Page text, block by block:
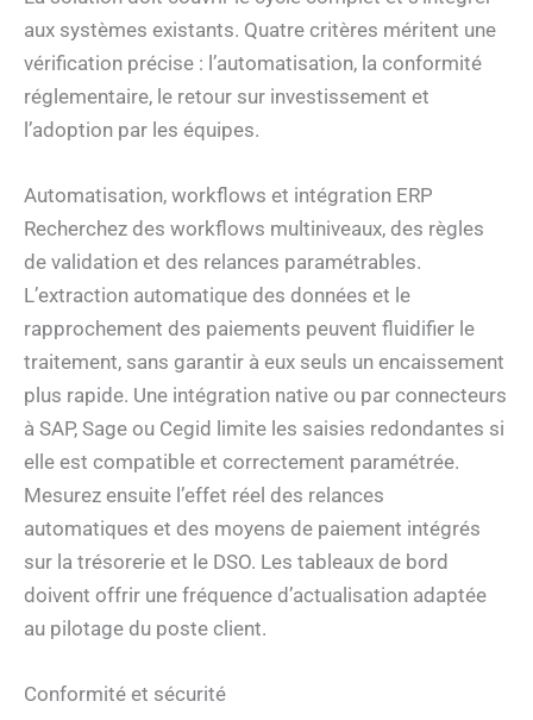
aux systèmes existants. Quatre critères méritent une
vérification précise : l’automatisation, la conformité
réglementaire, le retour sur investissement et
l’adoption par les équipes.
Automatisation, workflows et intégration ERP
Recherchez des workflows multiniveaux, des règles
de validation et des relances paramétrables.
L’extraction automatique des données et le
rapprochement des paiements peuvent fluidifier le
traitement, sans garantir à eux seuls un encaissement
plus rapide. Une intégration native ou par connecteurs
à SAP, Sage ou Cegid limite les saisies redondantes si
elle est compatible et correctement paramétrée.
Mesurez ensuite l’effet réel des relances
automatiques et des moyens de paiement intégrés
sur la trésorerie et le DSO. Les tableaux de bord
doivent offrir une fréquence d’actualisation adaptée
au pilotage du poste client.
Conformité et sécurité